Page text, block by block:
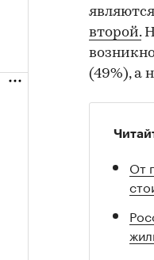
второй.
(49%), а
От